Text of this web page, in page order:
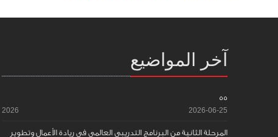
آخر المواضيع
55
2026-06-25
2026
المرحلة الثانية من البرنامج التدريبي العالمي في ريادة الأعمال وتطوير